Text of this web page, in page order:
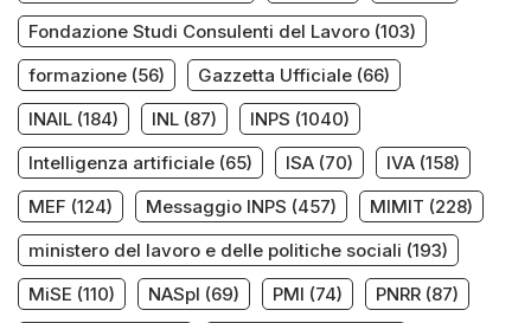
Fondazione Studi Consulenti del Lavoro (103)
formazione (56) Gazzetta Ufficiale (66)
INAIL (184) INL (87) INPS (1040)
Intelligenza artificiale (65) ISA (70) IVA (158)
MEF (124) Messaggio INPS (457) MIMIT (228)
ministero del lavoro e delle politiche sociali (193)
MiSE (110) NASpI (69) PMI (74) PNRR (87)